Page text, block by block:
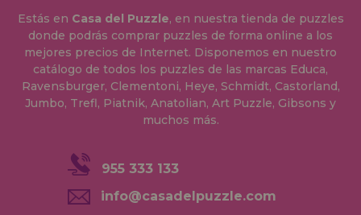
Estás en Casa del Puzzle, en nuestra tienda de puzzles
donde podrás comprar puzzles de forma online a los
mejores precios de Internet. Disponemos en nuestro
catálogo de todos los puzzles de las marcas Educa,
Ravensburger, Clementoni, Heye, Schmidt, Castorland,
Jumbo, Trefl, Piatnik, Anatolian, Art Puzzle, Gibsons y
muchos más.
955 333 133
info@casadelpuzzle.com